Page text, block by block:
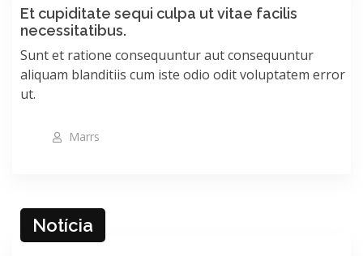
Et cupiditate sequi culpa ut vitae facilis
necessitatibus.
Sunt et ratione consequuntur aut consequuntur
aliquam blanditiis cum iste odio odit voluptatem error
ut.
Marrs
Notícia